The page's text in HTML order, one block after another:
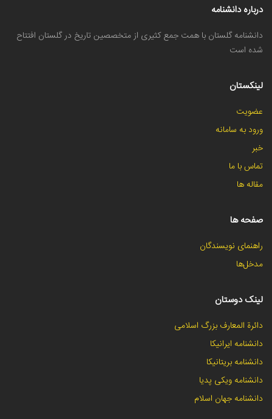
درباره دانشنامه
دانشنامه گلستان با همت جمع کثیری از متخصصین تاریخ در گلستان افتتاح
شده است
لینکستان
عضویت
ورود به سامانه
خبر
تماس با ما
مقاله ها
صفحه ها
راهنمای نویسندگان
مدخل‌ها
لینک دوستان
دائرة المعارف بزرگ اسلامی
دانشنامه ایرانیکا
دانشنامه بریتانیکا
دانشنامه ویکی پدیا
دانشنامه جهان اسلام